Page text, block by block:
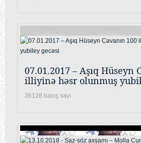
07.01.2017 – Aşıq Hüseyn
illiyinə həsr olunmuş
36128 baxış sayı